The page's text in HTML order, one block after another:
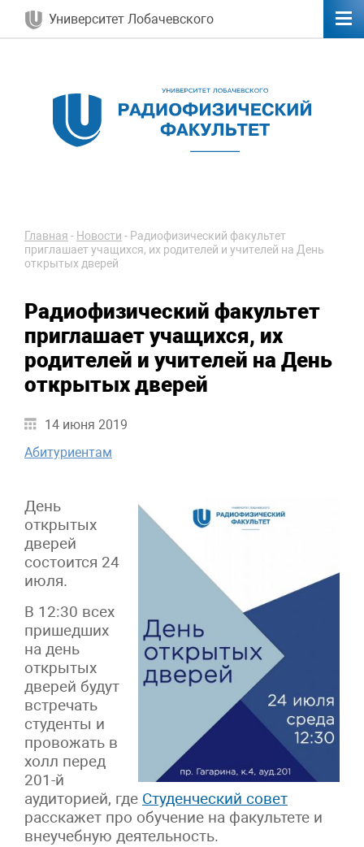
Университет Лобачевского
Главная - Новости - Радиофизический факультет
приглашает учащихся, их родителей и учителей на День
открытых дверей
Радиофизический факультет
приглашает учащихся, их
родителей и учителей на День
открытых дверей
14 июня 2019
Абитуриентам
День
открытых
дверей
состоится 24
июля.
В 12:30 всех
пришедших
на день
открытых
дверей будут
встречать
студенты и
провожать в
холл перед
201-й
аудиторией, где Студенческий совет
расскажет про обучение на факультете и
внеучебную деятельность.